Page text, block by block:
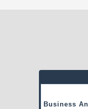
Business